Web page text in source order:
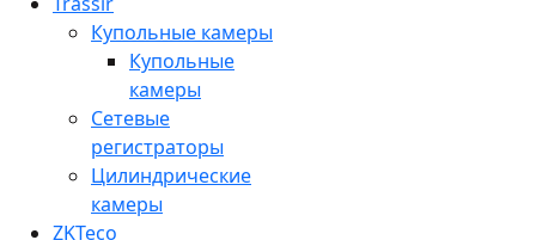
Купольные камеры
Купольные
камеры
Сетевые
регистраторы
Цилиндрические
камеры
ZKTeco